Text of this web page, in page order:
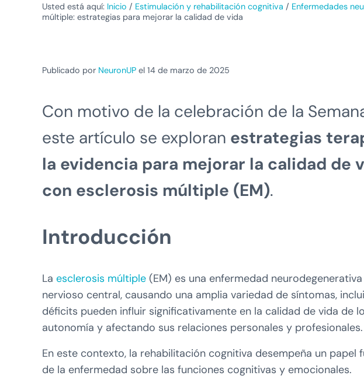
Usted está aquí: Inicio / Estimulación y rehabilitación cognitiva / Enfermedades
múltiple: estrategias para mejorar la calidad de vida
Publicado por NeuronUP el 14 de marzo de 2025
Con motivo de la celebración de la
este artículo se exploran estrategias
la evidencia para mejorar la calidad de
con esclerosis múltiple (EM).
Introducción
La esclerosis múltiple (EM) es una enfermedad
nervioso central, causando una amplia variedad de síntomas,
déficits pueden influir significativamente en la calidad de vida de
autonomía y afectando sus relaciones personales y profesionales.
En este contexto, la rehabilitación cognitiva desempeña un
de la enfermedad sobre las funciones cognitivas y emocionales.